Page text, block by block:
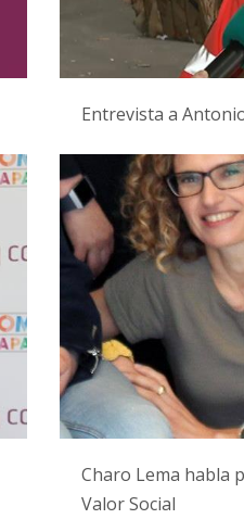
Entrevista a
Charo Lema habla
Valor Social